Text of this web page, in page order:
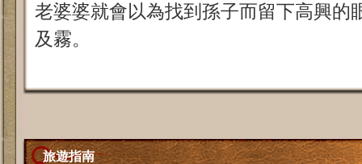
老婆婆就會以為找到孫子而留下高興的
及霧。
旅遊指南